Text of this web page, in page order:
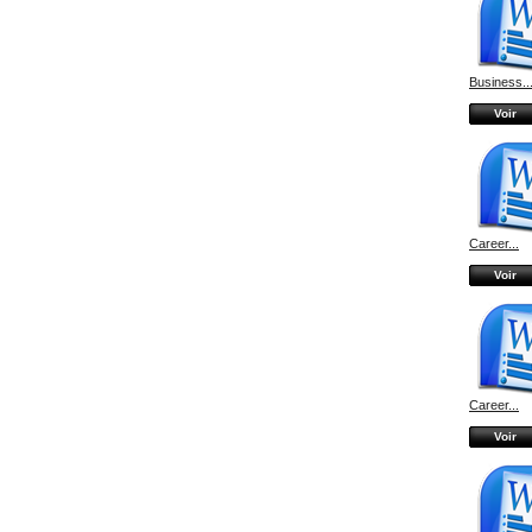
Business...
Voir
Career...
Voir
Career...
Voir